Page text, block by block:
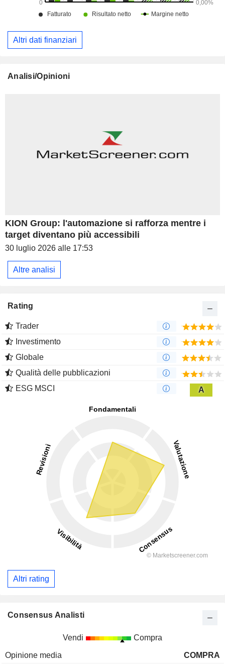
Altri dati finanziari
Analisi/Opinioni
KION Group: l'automazione si rafforza mentre i
target diventano più accessibili
30 luglio 2026 alle 17:53
Altre analisi
Rating
Trader
Investimento
Globale
Qualità delle pubblicazioni
ESG MSCI
A
Altri rating
Consensus Analisti
Vendi Compra
Opinione media
COMPRA